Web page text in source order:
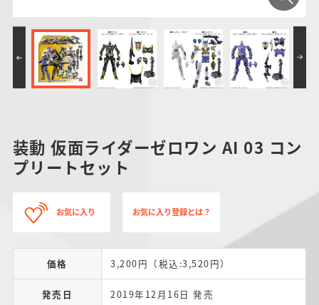
PROJECT R.E.D.・
スーパー戦隊シリー
ズ
ポケットモンスター
サンリオキャラクタ
ーズ
つりグミ SMPシリーズ キャラデコ
装動 仮面ライダーゼロワン AI 03 コン
プリートセット
お気に入り お気に入り登録とは？
価格 3,200円（税込:3,520円）
発売日 2019年12月16日 発売